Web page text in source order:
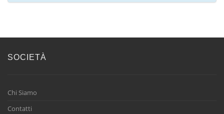
SOCIETÀ
Chi Siamo
Contatti